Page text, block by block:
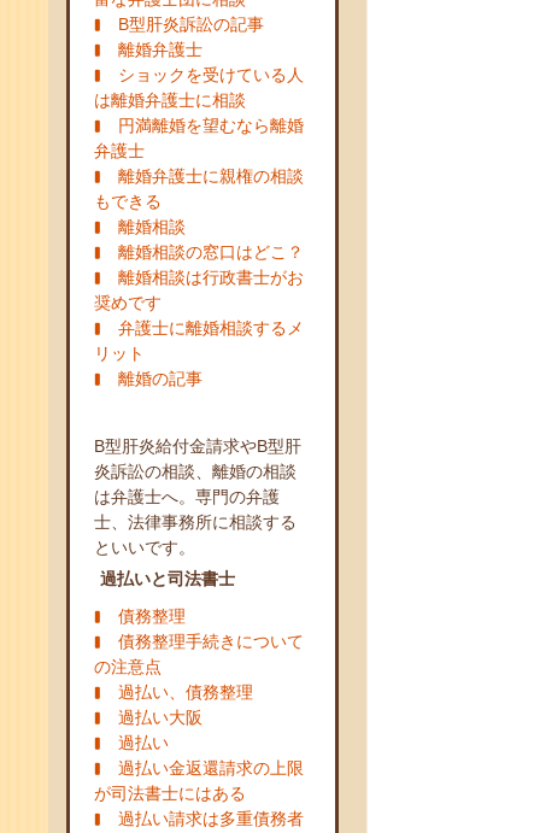
B型肝炎訴訟の記事
離婚弁護士
ショックを受けている人
は離婚弁護士に相談
円満離婚を望むなら離婚
弁護士
離婚弁護士に親権の相談
もできる
離婚相談
離婚相談の窓口はどこ？
離婚相談は行政書士がお
奨めです
弁護士に離婚相談するメ
リット
離婚の記事
B型肝炎給付金請求やB型肝
炎訴訟の相談、離婚の相談
は弁護士へ。専門の弁護
士、法律事務所に相談する
といいです。
過払いと司法書士
債務整理
債務整理手続きについて
の注意点
過払い、債務整理
過払い大阪
過払い
過払い金返還請求の上限
が司法書士にはある
過払い請求は多重債務者